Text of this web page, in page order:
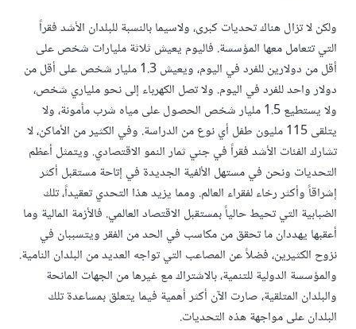
ولكن لا تزال هناك تحديات كبرى، ولاسيما بالنسبة للبلدان الأشد فقراً
التي تتعامل معها المؤسسة. فاليوم يعيش ثلاثة مليارات شخص على
أقل من دولارين للفرد في اليوم، ويعيش 1.3 مليار شخص على أقل من
دولار واحد للفرد في اليوم. ولا تصل الكهرباء إلى نحو ملياري شخص،
ولا يستطيع 1.5 مليار شخص الحصول على مياه شرب مأمونة، ولا
يتلقى 115 مليون طفل أي نوع من الدراسة. وفي الكثير من الأماكن، لا
تشارك الفئات الأشد فقراً في جني ثمار النمو الاقتصادي. ويتمثل أعظم
التحديات ونحن في مستهل الألفية الجديدة في إتاحة مستقبل أكثر
إشراقاً وأكثر رخاء لفقراء العالم. ومما يزيد هذا التحدي تعقيداً، تلك
الضبابية التي تحيط حالياً بمستقبل الاقتصاد العالمي. فالأزمة المالية وما
أعقبها يهددان ما تحقق من مكاسب في الحد من الفقر ويتسببان في
نزوح الكثيرين، فضلاً عن المصاعب التي تواجه العديد من البلدان النامية.
والمؤسسة الدولية للتنمية، بالاشتراك مع غيرها من الجهات المانحة
والبلدان المتلقية، صارت الآن أكثر أهمية فيما يتعلق بمساعدة تلك
البلدان على مواجهة هذه التحديات.